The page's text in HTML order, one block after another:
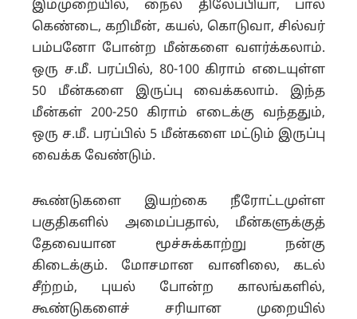
இம்முறையில், நைல் திலேப்பியா, பால்
கெண்டை, கறிமீன், கயல், கொடுவா, சில்வர்
பம்பனோ போன்ற மீன்களை வளர்க்கலாம்.
ஒரு ச.மீ. பரப்பில், 80-100 கிராம் எடையுள்ள
50 மீன்களை இருப்பு வைக்கலாம். இந்த
மீன்கள் 200-250 கிராம் எடைக்கு வந்ததும்,
ஒரு ச.மீ. பரப்பில் 5 மீன்களை மட்டும் இருப்பு
வைக்க வேண்டும்.
கூண்டுகளை இயற்கை நீரோட்டமுள்ள
பகுதிகளில் அமைப்பதால், மீன்களுக்குத்
தேவையான மூச்சுக்காற்று நன்கு
கிடைக்கும். மோசமான வானிலை, கடல்
சீற்றம், புயல் போன்ற காலங்களில்,
கூண்டுகளைச் சரியான முறையில்